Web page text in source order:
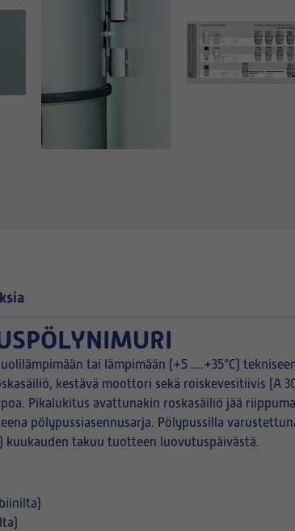
tai lämpimään (+5 ....+35°C)
kestävä moottori sekä roiskevesitiivis (A
Pikalukitus avattunakin roskasäiliö jää
pölypussiasennusarja. Pölypussilla
kuukauden takuu tuotteen luovutuspäivästä.